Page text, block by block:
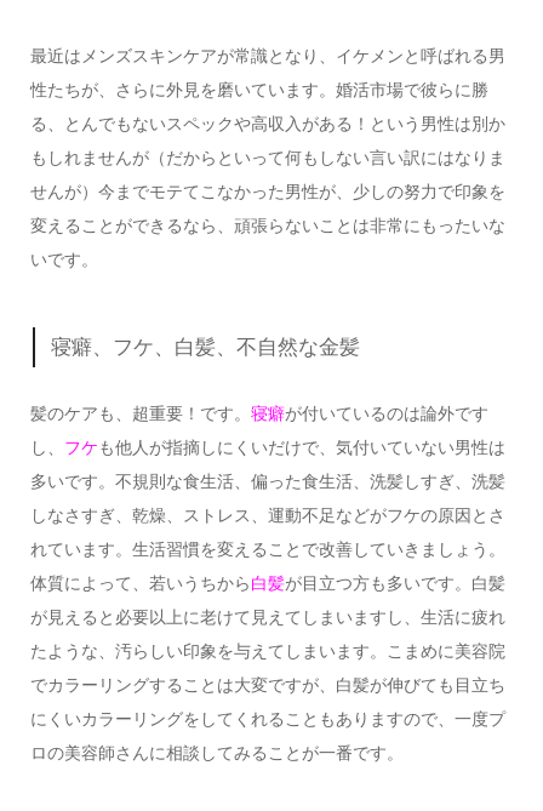
最近はメンズスキンケアが常識となり、イケメンと呼ばれる男
性たちが、さらに外見を磨いています。婚活市場で彼らに勝
る、とんでもないスペックや高収入がある！という男性は別か
もしれませんが（だからといって何もしない言い訳にはなりま
せんが）今までモテてこなかった男性が、少しの努力で印象を
変えることができるなら、頑張らないことは非常にもったいな
いです。
寝癖、フケ、白髪、不自然な金髪
髪のケアも、超重要！です。 寝癖が付いているのは論外です
し、 フケも他人が指摘しにくいだけで、気付いていない男性は
多いです。不規則な食生活、偏った食生活、洗髪しすぎ、洗髪
しなさすぎ、乾燥、ストレス、運動不足などがフケの原因とさ
れています。生活習慣を変えることで改善していきましょう。
体質によって、若いうちから白髪が目立つ方も多いです。白髪
が見えると必要以上に老けて見えてしまいますし、生活に疲れ
たような、汚らしい印象を与えてしまいます。こまめに美容院
でカラーリングすることは大変ですが、白髪が伸びても目立ち
にくいカラーリングをしてくれることもありますので、一度プ
ロの美容師さんに相談してみることが一番です。